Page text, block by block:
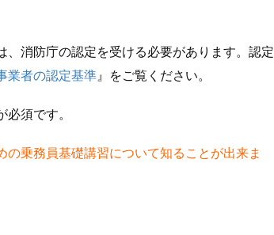
消防庁の認定を受ける必要があります。認定
業者の認定基準 』をご覧ください。
須です。
乗務員基礎講習について知ることが出来ま